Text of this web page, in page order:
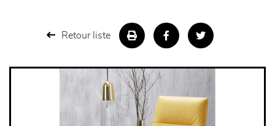
décoration
Retour liste